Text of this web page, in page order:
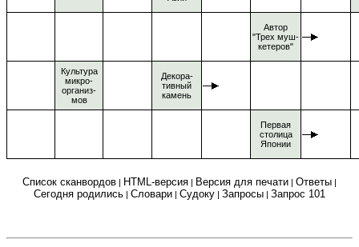
Автор
"Трех муш-
кетеров"
Культура
микро-
организ-
мов
Декора-
тивный
камень
Первая
столица
Японии
Список сканвордов | HTML-версия | Версия для печати | Ответы |
Сегодня родились | Словари | Судоку | Запросы | Запрос 101